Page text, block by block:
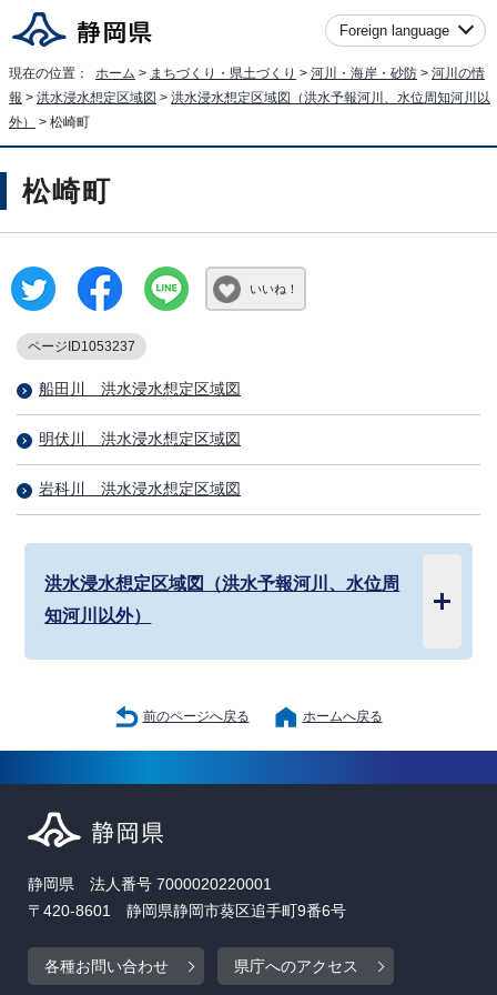
Foreign language
現在の位置： ホーム > まちづくり・県土づくり > 河川・海岸・砂防 > 河川の情
報 > 洪水浸水想定区域図 > 洪水浸水想定区域図（洪水予報河川、水位周知河川以
外）
> 松崎町
松崎町
いいね！
ページID1053237
船田川＿洪水浸水想定区域図
明伏川＿洪水浸水想定区域図
岩科川＿洪水浸水想定区域図
洪水浸水想定区域図（洪水予報河川、水位周
知河川以外）
前のページへ戻る ホームへ戻る
静岡県 法人番号 7000020220001
〒420-8601 静岡県静岡市葵区追手町9番6号
各種お問い合わせ 県庁へのアクセス